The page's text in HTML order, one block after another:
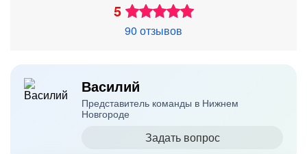
5
90 отзывов
Василий
Представитель команды в Нижнем
Новгороде
Задать вопрос